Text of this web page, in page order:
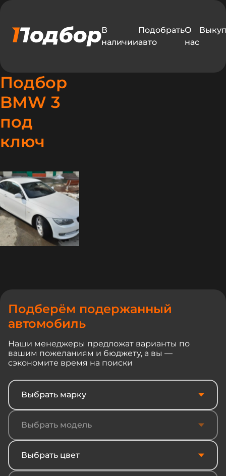
В
наличии
Подобрать
авто
О
нас
Подбор
BMW 3
под
ключ
Подберём подержанный
автомобиль
Наши менеджеры предложат варианты по
вашим пожеланиям и бюджету, а вы —
сэкономите время на поиски
Выбрать марку
Выбрать модель
Выбрать цвет